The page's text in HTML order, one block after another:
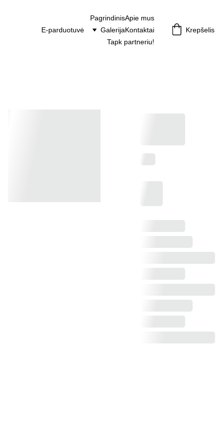
PagrindinisApie mus
E-parduotuvė
GalerijaKontaktai
Tapk partneriu!
Krepšelis